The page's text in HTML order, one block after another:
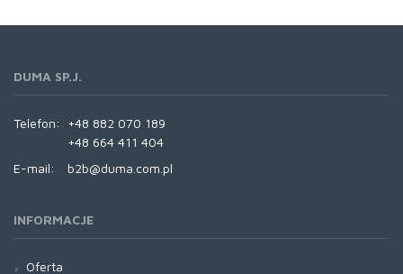
DUMA SP.J.
Telefon:
+48 882 070 189
+48 664 411 404
E-mail:
b2b@duma.com.pl
INFORMACJE
Oferta